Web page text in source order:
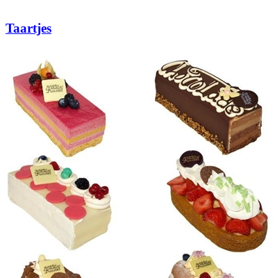
Taartjes